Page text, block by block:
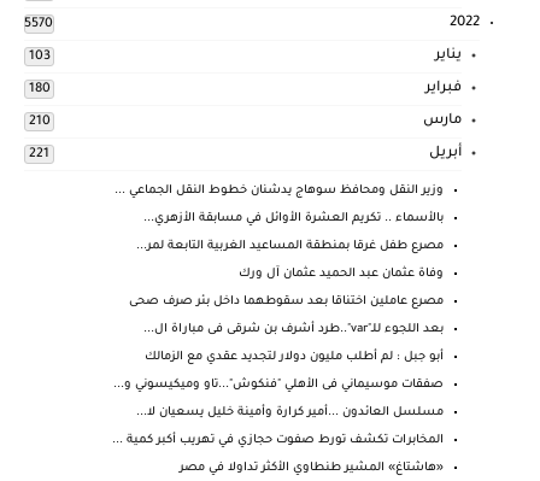
2022
5570
يناير 103
فبراير 180
مارس 210
أبريل 221
وزير النقل ومحافظ سوهاج يدشنان خطوط النقل الجماعي ...
بالأسماء .. تكريم العشرة الأوائل في مسابقة الأزهري...
مصرع طفل غرقا بمنطقة المساعيد الغربية التابعة لمر...
وفاة عثمان عبد الحميد عثمان آل ورك
مصرع عاملين اختناقا بعد سقوطهما داخل بئر صرف صحى
بعد اللجوء للـ"var"..طرد أشرف بن شرقى فى مباراة ال...
أبو جبل : لم أطلب مليون دولار لتجديد عقدي مع الزمالك
صفقات موسيماني فى الأهلي "فنكوش"...تاو وميكيسوني و...
مسلسل العائدون ...أمير كرارة وأمينة خليل يسعيان لا...
المخابرات تكشف تورط صفوت حجازي في تهريب أكبر كمية ...
«هاشتاغ» المشير طنطاوي الأكثر تداولا في مصر